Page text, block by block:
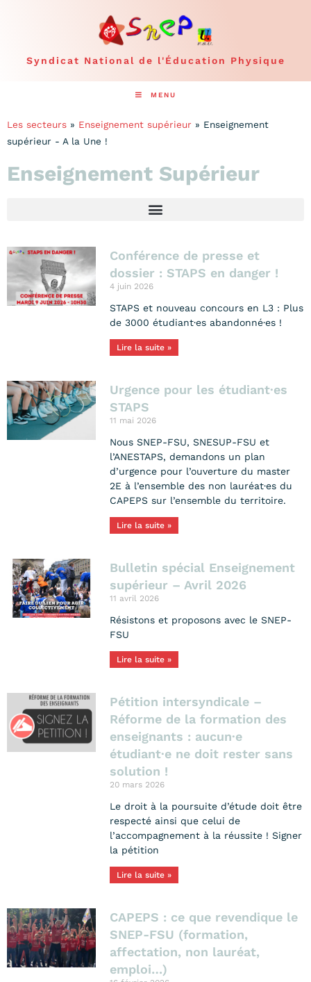
Syndicat National de l'Éducation Physique
MENU
Les secteurs » Enseignement supérieur » Enseignement
supérieur - A la Une !
Enseignement Supérieur
Conférence de presse et
dossier : STAPS en danger !
4 juin 2026
STAPS et nouveau concours en L3 : Plus
de 3000 étudiant·es abandonné·es !
Lire la suite »
Urgence pour les étudiant·es
STAPS
11 mai 2026
Nous SNEP-FSU, SNESUP-FSU et
l’ANESTAPS, demandons un plan
d’urgence pour l’ouverture du master
2E à l’ensemble des non lauréat·es du
CAPEPS sur l’ensemble du territoire.
Lire la suite »
Bulletin spécial Enseignement
supérieur – Avril 2026
11 avril 2026
Résistons et proposons avec le SNEP-
FSU
Lire la suite »
Pétition intersyndicale –
Réforme de la formation des
enseignants : aucun·e
étudiant·e ne doit rester sans
solution !
20 mars 2026
Le droit à la poursuite d’étude doit être
respecté ainsi que celui de
l’accompagnement à la réussite ! Signer
la pétition
Lire la suite »
CAPEPS : ce que revendique le
SNEP-FSU (formation,
affectation, non lauréat,
emploi…)